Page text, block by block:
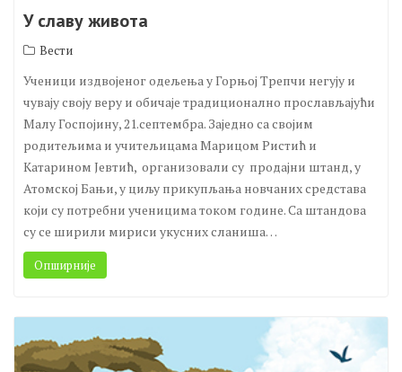
22.сеп 2024
У славу живота
Вести
Ученици издвојеног одељења у Горњој Трепчи негују и
чувају своју веру и обичаје традиционално прослављајући
Малу Госпојину, 21.септембра. Заједно са својим
родитељима и учитељицама Марицом Ристић и
Катарином Јевтић, организовали су продајни штанд, у
Атомској Бањи, у циљу прикупљања новчаних средстава
који су потребни ученицима током године. Са штандова
су се ширили мириси укусних сланиша…
Опширније